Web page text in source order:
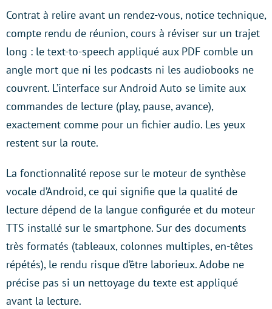
Contrat à relire avant un rendez-vous, notice technique,
compte rendu de réunion, cours à réviser sur un trajet
long : le text-to-speech appliqué aux PDF comble un
angle mort que ni les podcasts ni les audiobooks ne
couvrent. L’interface sur Android Auto se limite aux
commandes de lecture (play, pause, avance),
exactement comme pour un fichier audio. Les yeux
restent sur la route.
La fonctionnalité repose sur le moteur de synthèse
vocale d’Android, ce qui signifie que la qualité de
lecture dépend de la langue configurée et du moteur
TTS installé sur le smartphone. Sur des documents
très formatés (tableaux, colonnes multiples, en-têtes
répétés), le rendu risque d’être laborieux. Adobe ne
précise pas si un nettoyage du texte est appliqué
avant la lecture.